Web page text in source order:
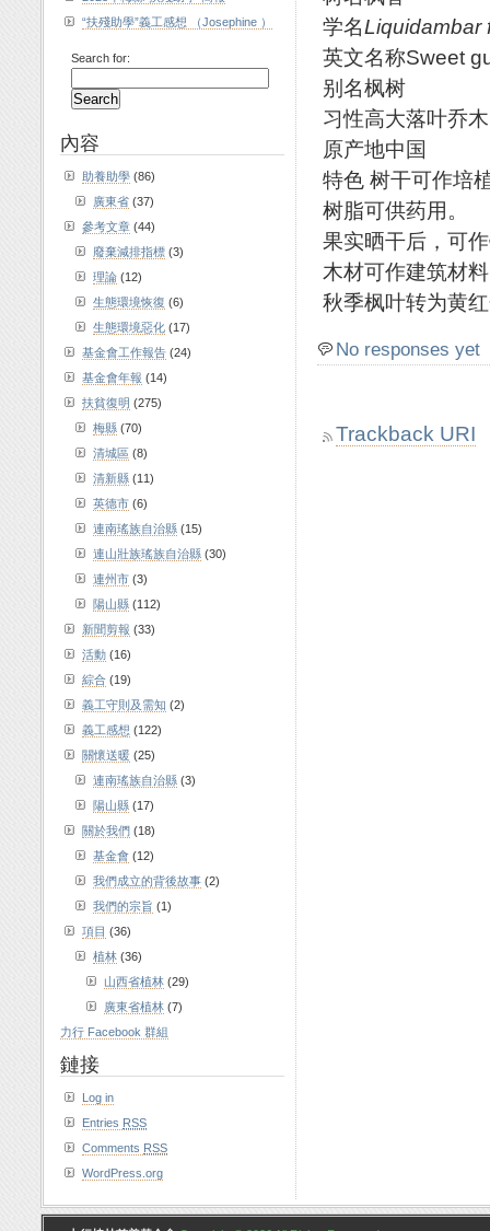
学名Liquidambar
英文名称Sweet
别名枫树
习性高大落叶乔
原产地中国
特色 树干可作培
树脂可供药用。
果实晒干后，可
木材可作建筑材
秋季枫叶转为黄
No responses yet
Trackback URI
“扶殘助學”義工感想 （Josephine ）
Search for:
內容
助養助學 (86)
廣東省 (37)
參考文章 (44)
廢棄減排指標 (3)
理論 (12)
生態環境恢復 (6)
生態環境惡化 (17)
基金會工作報告 (24)
基金會年報 (14)
扶貧復明 (275)
梅縣 (70)
清城區 (8)
清新縣 (11)
英德市 (6)
連南瑤族自治縣 (15)
連山壯族瑤族自治縣 (30)
連州市 (3)
陽山縣 (112)
新聞剪報 (33)
活動 (16)
綜合 (19)
義工守則及需知 (2)
義工感想 (122)
關懷送暖 (25)
連南瑤族自治縣 (3)
陽山縣 (17)
關於我們 (18)
基金會 (12)
我們成立的背後故事 (2)
我們的宗旨 (1)
項目 (36)
植林 (36)
山西省植林 (29)
廣東省植林 (7)
力行 Facebook 群組
鏈接
Log in
Entries RSS
Comments RSS
WordPress.org